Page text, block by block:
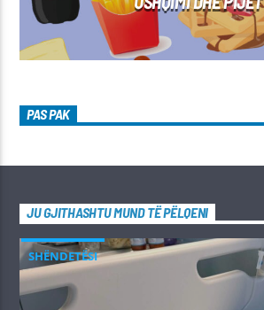
PAS PAK
JU GJITHASHTU MUND TË PËLQENI
SHËNDETËSI